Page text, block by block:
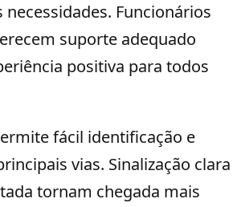
Funcionários
suporte adequado
positiva para todos
fácil identificação e
vias. Sinalização clara
tornam chegada mais